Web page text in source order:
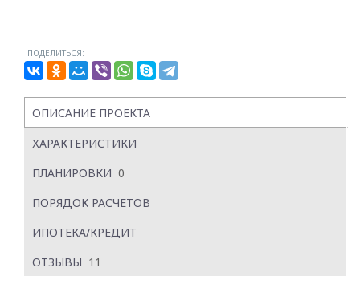
ПОДЕЛИТЬСЯ:
ОПИСАНИЕ ПРОЕКТА
ХАРАКТЕРИСТИКИ
ПЛАНИРОВКИ 0
ПОРЯДОК РАСЧЕТОВ
ИПОТЕКА/КРЕДИТ
ОТЗЫВЫ 11